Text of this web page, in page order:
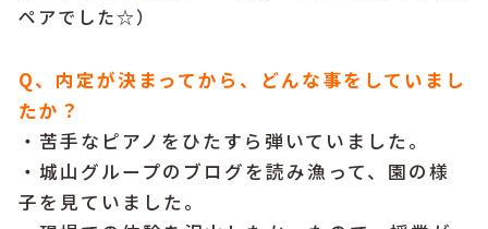
ペアでした☆）
Q、内定が決まってから、どんな事をしていまし
たか？
・苦手なピアノをひたすら弾いていました。
・城山グループのブログを読み漁って、園の様
子を見ていました。